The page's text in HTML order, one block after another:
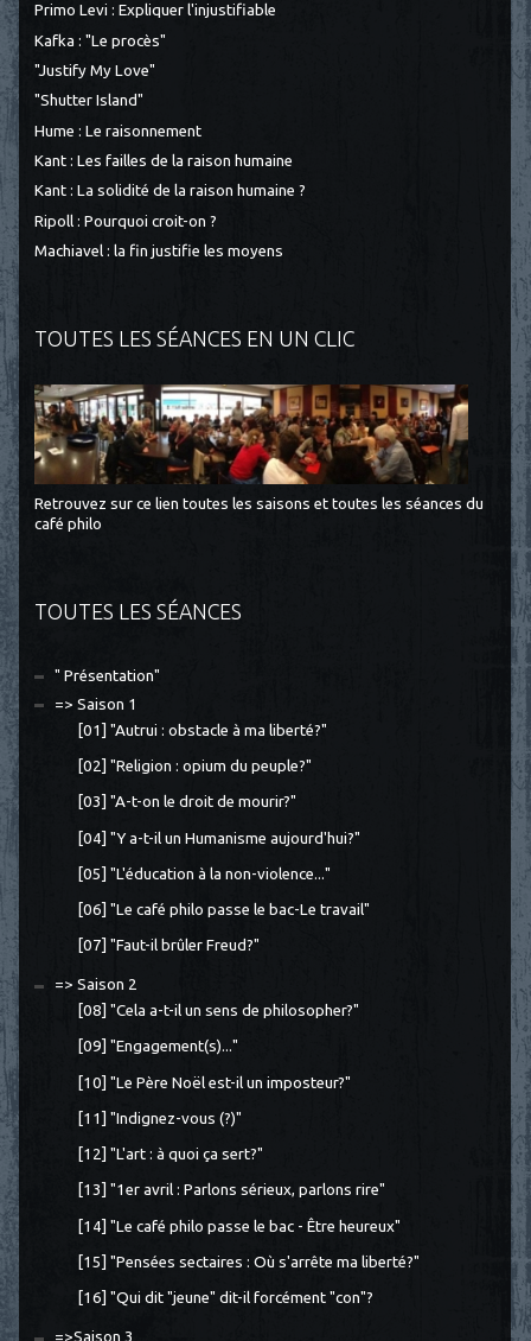
Primo Levi : Expliquer l'injustifiable
Kafka : "Le procès"
"Justify My Love"
"Shutter Island"
Hume : Le raisonnement
Kant : Les failles de la raison humaine
Kant : La solidité de la raison humaine ?
Ripoll : Pourquoi croit-on ?
Machiavel : la fin justifie les moyens
TOUTES LES SÉANCES EN UN CLIC
Retrouvez sur ce lien toutes les saisons et toutes les séances du
café philo
TOUTES LES SÉANCES
" Présentation"
=> Saison 1
[01] "Autrui : obstacle à ma liberté?"
[02] "Religion : opium du peuple?"
[03] "A-t-on le droit de mourir?"
[04] "Y a-t-il un Humanisme aujourd'hui?"
[05] "L'éducation à la non-violence..."
[06] "Le café philo passe le bac-Le travail"
[07] "Faut-il brûler Freud?"
=> Saison 2
[08] "Cela a-t-il un sens de philosopher?"
[09] "Engagement(s)..."
[10] "Le Père Noël est-il un imposteur?"
[11] "Indignez-vous (?)"
[12] "L'art : à quoi ça sert?"
[13] "1er avril : Parlons sérieux, parlons rire"
[14] "Le café philo passe le bac - Être heureux"
[15] "Pensées sectaires : Où s'arrête ma liberté?"
[16] "Qui dit "jeune" dit-il forcément "con"?
=>Saison 3